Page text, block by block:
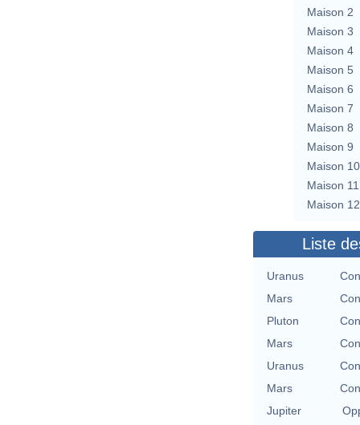
Maison 2
Maison 3
Maison 4
Maison 5
Maison 6
Maison 7
Maison 8
Maison 9
Maison 10
Maison 11
Maison 12
Liste
Uranus
Mars
Pluton
Mars
Uranus
Mars
Jupiter